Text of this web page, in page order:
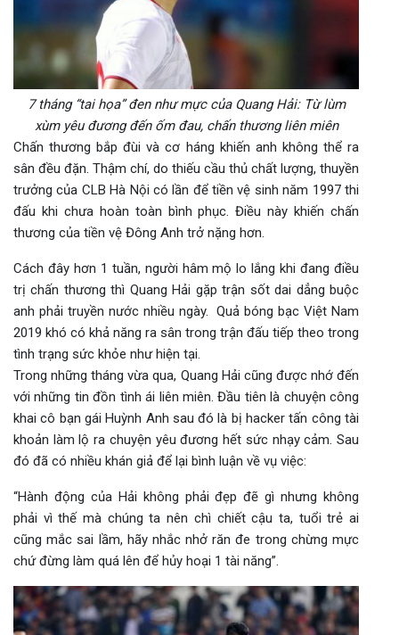
7 tháng “tai họa” đen như mực của Quang Hải: Từ lùm
xùm yêu đương đến ốm đau, chấn thương liên miên
Chấn thương bắp đùi và cơ háng khiến anh không thể ra
sân đều đặn. Thậm chí, do thiếu cầu thủ chất lượng, thuyền
trưởng của CLB Hà Nội có lần để tiền vệ sinh năm 1997 thi
đấu khi chưa hoàn toàn bình phục. Điều này khiến chấn
thương của tiền vệ Đông Anh trở nặng hơn.
Cách đây hơn 1 tuần, người hâm mộ lo lắng khi đang điều
trị chấn thương thì Quang Hải gặp trận sốt dai dẳng buộc
anh phải truyền nước nhiều ngày. Quả bóng bạc Việt Nam
2019 khó có khả năng ra sân trong trận đấu tiếp theo trong
tình trạng sức khỏe như hiện tại.
Trong những tháng vừa qua, Quang Hải cũng được nhớ đến
với những tin đồn tình ái liên miên. Đầu tiên là chuyện công
khai cô bạn gái Huỳnh Anh sau đó là bị hacker tấn công tài
khoản làm lộ ra chuyện yêu đương hết sức nhạy cảm. Sau
đó đã có nhiều khán giả để lại bình luận về vụ việc:
“Hành động của Hải không phải đẹp đẽ gì nhưng không
phải vì thế mà chúng ta nên chì chiết cậu ta, tuổi trẻ ai
cũng mắc sai lầm, hãy nhắc nhở răn đe trong chừng mực
chứ đừng làm quá lên để hủy hoại 1 tài năng”.